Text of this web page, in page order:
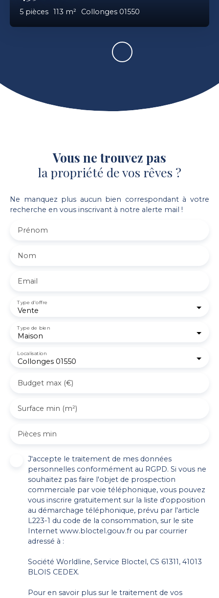
5 pièces 113 m² Collonges 01550
Vous ne trouvez pas
la propriété de vos rêves ?
Ne manquez plus aucun bien correspondant à votre
recherche en vous inscrivant à notre alerte mail !
Prénom
Nom
Email
Vente
Type d'offre
Maison
Type de bien
Collonges 01550
Localisation
Budget max (€)
Surface min (m²)
Pièces min
J'accepte le traitement de mes données
personnelles conformément au RGPD. Si vous ne
souhaitez pas faire l'objet de prospection
commerciale par voie téléphonique, vous pouvez
vous inscrire gratuitement sur la liste d'opposition
au démarchage téléphonique, prévu par l'article
L223-1 du code de la consommation, sur le site
Internet www.bloctel.gouv.fr ou par courrier
adressé à :
Société Worldline, Service Bloctel, CS 61311, 41013
BLOIS CEDEX.
Pour en savoir plus sur le traitement de vos